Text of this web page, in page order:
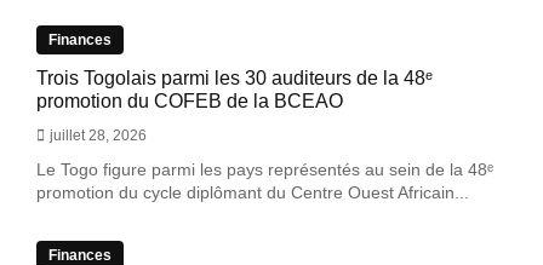
Finances
Trois Togolais parmi les 30 auditeurs de la 48ᵉ
promotion du COFEB de la BCEAO
juillet 28, 2026
Le Togo figure parmi les pays représentés au sein de la 48ᵉ
promotion du cycle diplômant du Centre Ouest Africain...
Finances